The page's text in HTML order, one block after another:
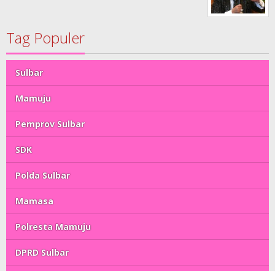
Tag Populer
Sulbar
Mamuju
Pemprov Sulbar
SDK
Polda Sulbar
Mamasa
Polresta Mamuju
DPRD Sulbar